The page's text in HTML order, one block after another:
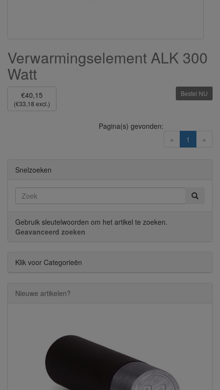
Verwarmingselement ALK 300
Watt
€40,15
(€33,18 excl.)
Bestel NU
« 1 (current)
»
Pagina(s) gevonden:
Snelzoeken
Gebruik sleutelwoorden om het artikel te zoeken.
Geavanceerd zoeken
Klik voor Categorieën
Nieuwe artikelen?